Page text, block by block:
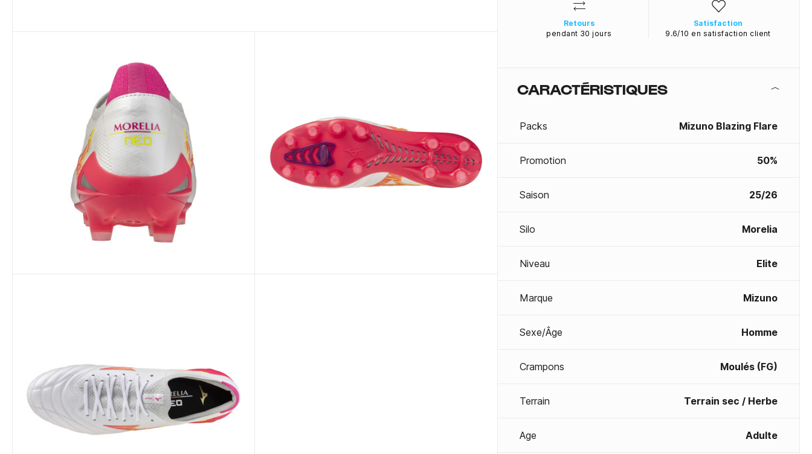
Retours
pendant 30 jours
Satisfaction
9.6/10 en satisfaction client
CARACTÉRISTIQUES
Packs Mizuno Blazing Flare
Promotion 50%
Saison 25/26
Silo Morelia
Niveau Elite
Marque Mizuno
Sexe/Âge Homme
Crampons Moulés (FG)
Terrain Terrain sec / Herbe
Age Adulte